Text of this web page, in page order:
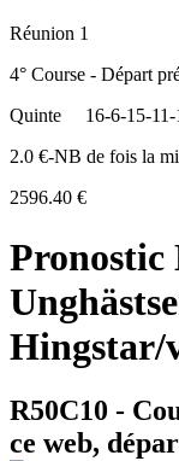
Réunion 1
4° Course - Départ
Quinte
16-6-15-
2.0 €-NB de fois la
2596.40 €
Pronostic
Hingstar/
R50C10 -
ce web,